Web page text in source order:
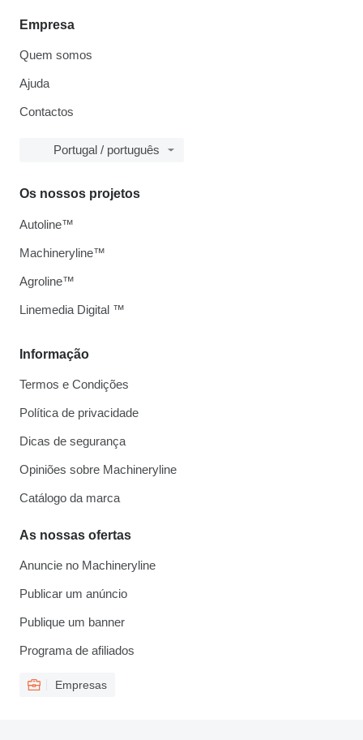
Empresa
Quem somos
Ajuda
Contactos
Portugal / português
Informação
Termos e Condições
Política de privacidade
Dicas de segurança
Opiniões sobre Machineryline
Catálogo da marca
As nossas ofertas
Anuncie no Machineryline
Publicar um anúncio
Publique um banner
Programa de afiliados
Empresas
Os nossos projetos
Autoline™
Machineryline™
Agroline™
Linemedia Digital ™